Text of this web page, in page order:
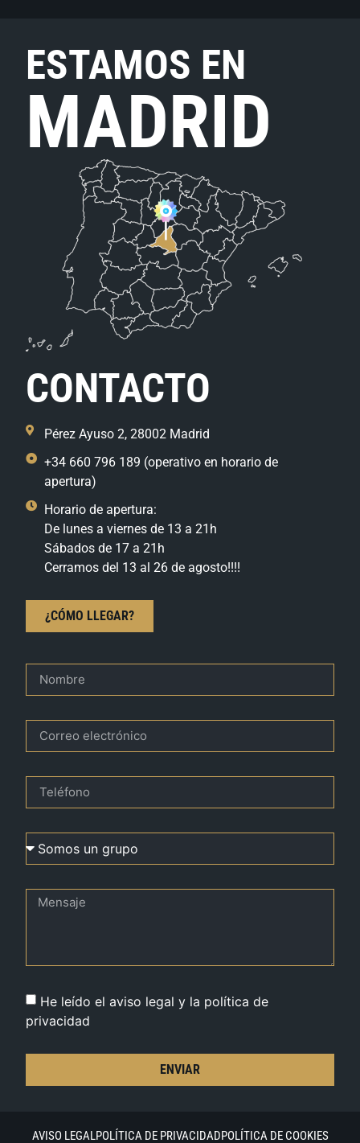
ESTAMOS EN
MADRID
CONTACTO
Pérez Ayuso 2, 28002 Madrid
+34 660 796 189 (operativo en horario de
apertura)
Horario de apertura:
De lunes a viernes de 13 a 21h
Sábados de 17 a 21h
Cerramos del 13 al 26 de agosto!!!!
¿CÓMO LLEGAR?
He leído el aviso legal y la política de
privacidad
ENVIAR
AVISO LEGALPOLÍTICA DE PRIVACIDADPOLÍTICA DE COOKIES